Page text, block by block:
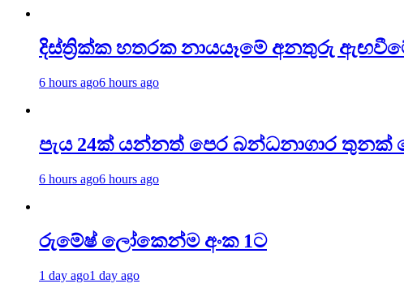
දිස්ත්‍රික්ක හතරක නායයෑමේ අනතුරු
6 hours ago6 hours ago
පැය 24ක් යන්නත් පෙර බන්ධනාගාර
6 hours ago6 hours ago
රුමේෂ් ලෝකෙන්ම අංක 1ට
1 day ago1 day ago